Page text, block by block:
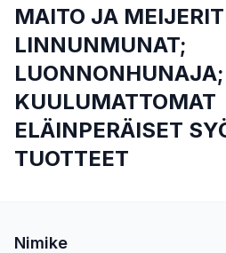
MAITO JA
LINNUNMUNAT;
KUULUMATTOMAT
ELÄINPERÄISET
TUOTTEET
Nimike